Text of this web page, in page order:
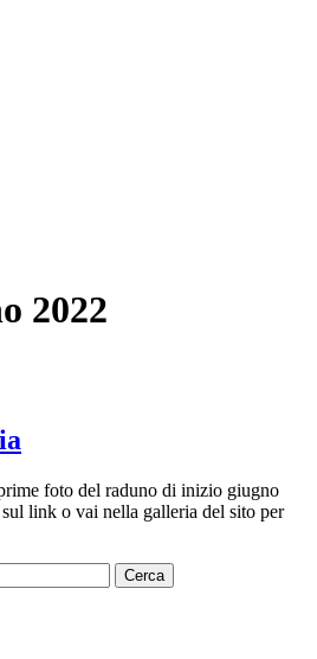
2022
foto del raduno di inizio giugno
link o vai nella galleria del sito per